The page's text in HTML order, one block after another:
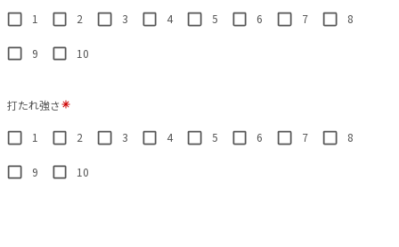
1 2 3 4 5 6 7 8
9 10
打たれ強さ
1 2 3 4 5 6 7 8
9 10